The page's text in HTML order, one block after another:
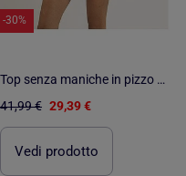
-30%
Top senza maniche in pizzo FEVIA
41,99 € 29,39 €
Vedi prodotto